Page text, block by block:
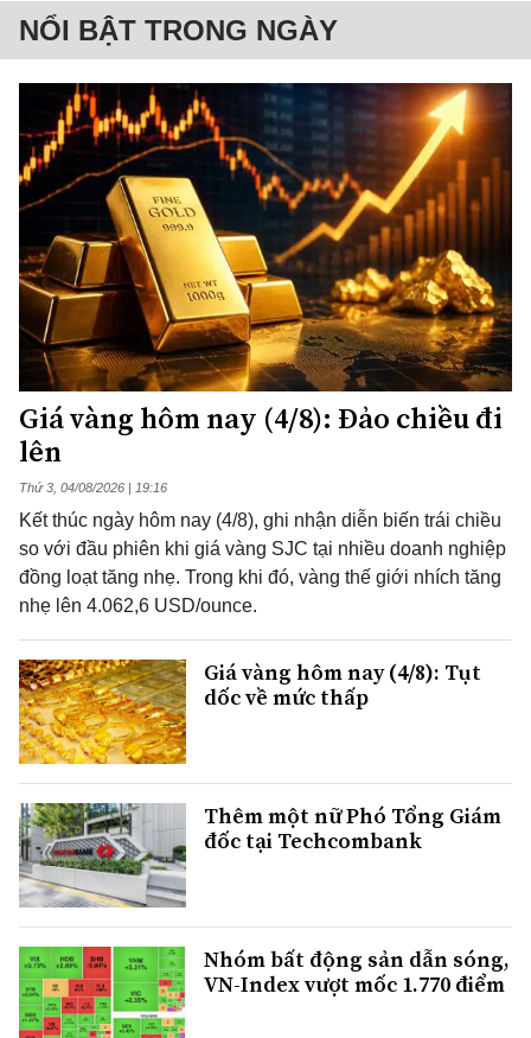
NỔI BẬT TRONG NGÀY
Giá vàng hôm nay (4/8): Đảo chiều đi
lên
Thứ 3, 04/08/2026 | 19:16
Kết thúc ngày hôm nay (4/8), ghi nhận diễn biến trái chiều
so với đầu phiên khi giá vàng SJC tại nhiều doanh nghiệp
đồng loạt tăng nhẹ. Trong khi đó, vàng thế giới nhích tăng
nhẹ lên 4.062,6 USD/ounce.
Giá vàng hôm nay (4/8): Tụt
dốc về mức thấp
Thêm một nữ Phó Tổng Giám
đốc tại Techcombank
Nhóm bất động sản dẫn sóng,
VN-Index vượt mốc 1.770 điểm